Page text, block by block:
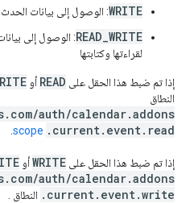
WRITE: الوصول إلى بيانات الحدث
READ_WRITE: الوصول إلى
لقراءتها وكتابتها
إذا تم ضبط هذا الحقل على READ أو
النطاق
auth/calendar.addons
.current.event.read
scope
إذا تم ضبط هذا الحقل على WRITEأو
auth/calendar.addons
.current.event.write النطاق